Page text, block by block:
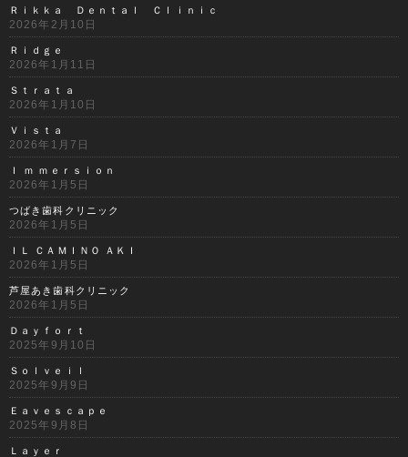
Ｒｉｋｋａ Ｄｅｎｔａｌ Ｃｌｉｎｉｃ
2026年2月10日
Ｒｉｄｇｅ
2026年1月11日
Ｓｔｒａｔａ
2026年1月10日
Ｖｉｓｔａ
2026年1月7日
Ｉ ｍ ｍｅｒｓｉｏｎ
2026年1月5日
つばき歯科クリニック
2026年1月5日
ＩＬ ＣＡＭＩＮＯ ＡＫＩ
2026年1月5日
芦屋あき歯科クリニック
2026年1月5日
Ｄａｙｆｏｒｔ
2025年9月10日
Ｓｏｌｖｅｉｌ
2025年9月9日
Ｅａｖｅｓｃａｐｅ
2025年9月8日
Ｌａｙｅｒ